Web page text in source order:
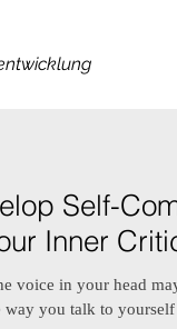
Self-
Inner
voice in your head
way you talk to